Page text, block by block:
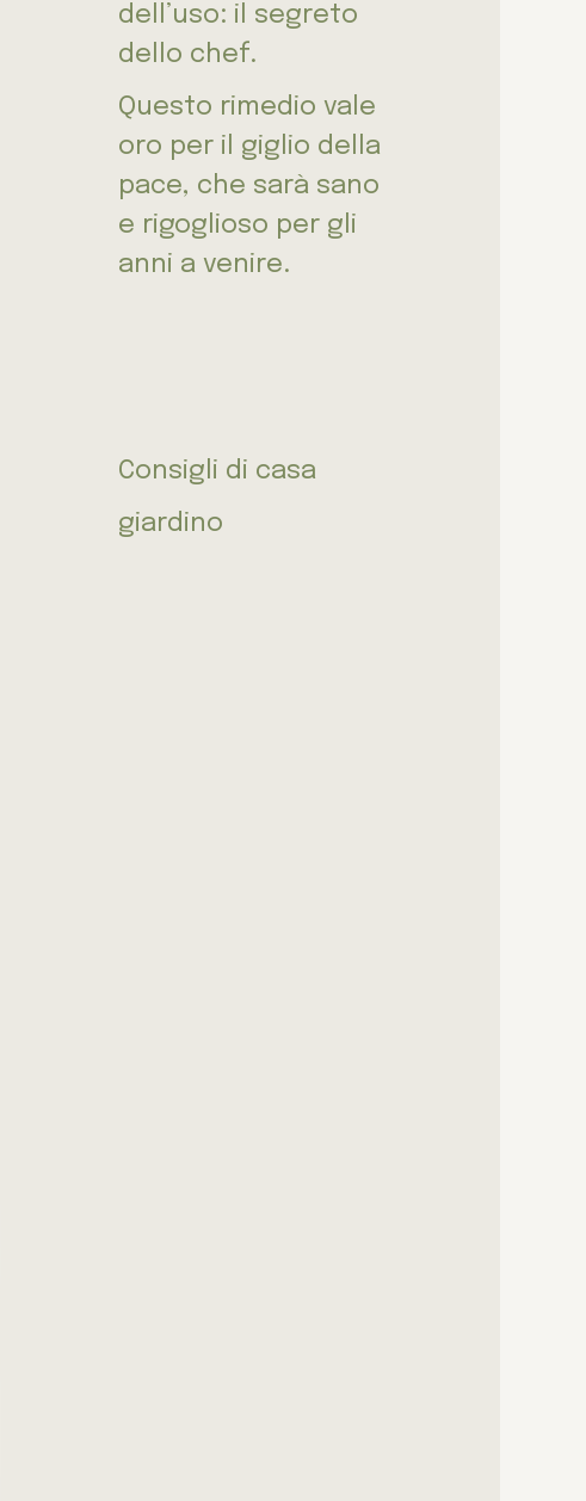
dell’uso: il segreto
dello chef.
Questo rimedio vale
oro per il giglio della
pace, che sarà sano
e rigoglioso per gli
anni a venire.
Consigli di casa
giardino